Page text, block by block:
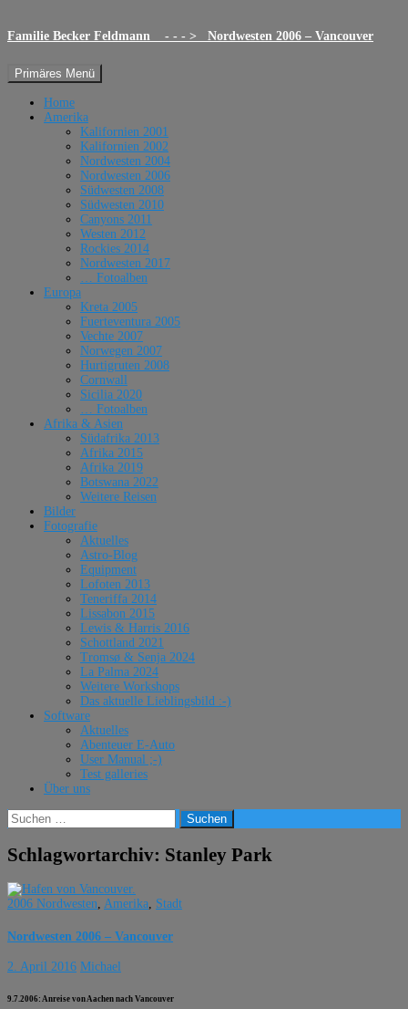
Familie Becker Feldmann - - - > Nordwesten 2006 – Vancouver
Suchen
Primäres Menü Zum
Inhalt
Home
Amerika
Kalifornien 2001
Kalifornien 2002
Nordwesten 2004
Nordwesten 2006
Südwesten 2008
Südwesten 2010
Canyons 2011
Westen 2012
Rockies 2014
Nordwesten 2017
… Fotoalben
Europa
Kreta 2005
Fuerteventura 2005
Vechte 2007
Norwegen 2007
Hurtigruten 2008
Cornwall
Sicilia 2020
… Fotoalben
Afrika & Asien
Südafrika 2013
Afrika 2015
Afrika 2019
Botswana 2022
Weitere Reisen
Bilder
Fotografie
Aktuelles
Astro-Blog
Equipment
Lofoten 2013
Teneriffa 2014
Lissabon 2015
Lewis & Harris 2016
Schottland 2021
Tromsø & Senja 2024
La Palma 2024
Weitere Workshops
Das aktuelle Lieblingsbild :-)
Software
Aktuelles
Abenteuer E-Auto
User Manual ;-)
Test galleries
Über uns
Suchen
nach:
Schlagwortarchiv: Stanley Park
2006 Nordwesten, Amerika, Stadt
Nordwesten 2006 – Vancouver
2. April 2016 Michael
9.7.2006: Anreise von Aachen nach Vancouver